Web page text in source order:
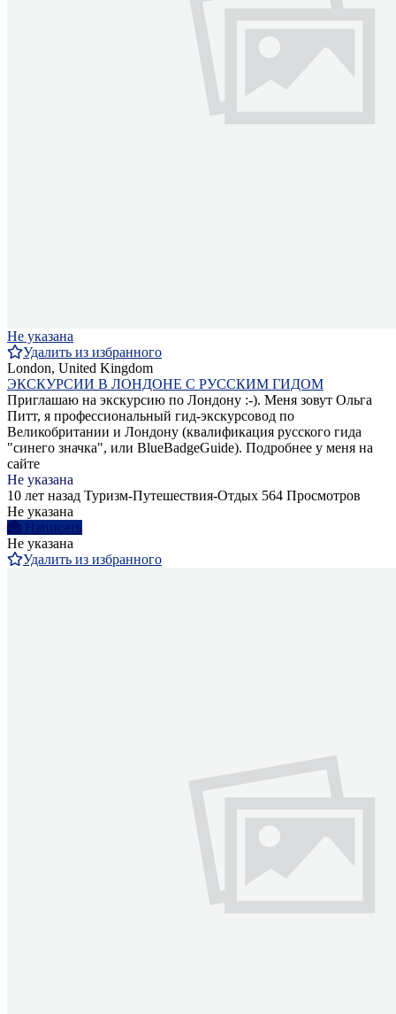
Не указана
Удалить из избранного
London, United Kingdom
ЭКСКУРСИИ В ЛОНДОНЕ С РУССКИМ ГИДОМ
Приглашаю на экскурсию по Лондону :-). Меня зовут Ольга
Питт, я профессиональный гид-экскурсовод по
Великобритании и Лондону (квалификация русского гида
"синего значка", или BlueBadgeGuide). Подробнее у меня на
сайте
Не указана
10 лет назад Туризм-Путешествия-Отдых 564 Просмотров
Не указана
Написать
Не указана
Удалить из избранного